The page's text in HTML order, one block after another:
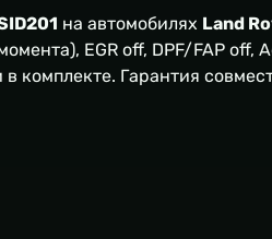
на автомобилях Land
EGR off, DPF/FAP off,
комплекте. Гарантия